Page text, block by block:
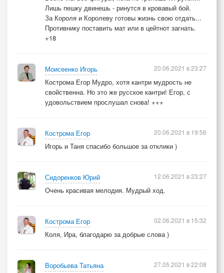
Лишь пешку двинешь - ринутся в кровавый бой.
За Короля и Королеву готовы жизнь свою отдать...
Противнику поставить мат или в цейтнот загнать.
+18
Моисеенко Игорь
Кострома Егор Мудро, хотя кантри мудрость не
свойственна. Но это же русское кантри! Егор, с
удовольствием прослушал снова! +++
20.06.2021 в 23:27
Кострома Егор
Игорь и Таня спасибо большое за отклики )
20.06.2021 в 19:56
Сидоренков Юрий
Очень красивая мелодия. Мудрый ход.
12.06.2021 в 23:27
Кострома Егор
Коля, Ира, благодарю за добрые слова )
02.06.2021 в 15:32
Воробьева Татьяна
27.05.2021 в 22:08